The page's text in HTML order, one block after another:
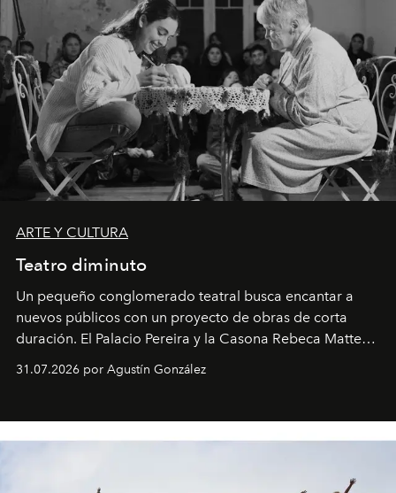
ARTE Y CULTURA
Teatro diminuto
Un pequeño conglomerado teatral busca encantar a
nuevos públicos con un proyecto de obras de corta
duración. El Palacio Pereira y la Casona Rebeca Matte
miniobras. Sus puestas en escena son limpias; ponen el
31.07.2026 por Agustín González